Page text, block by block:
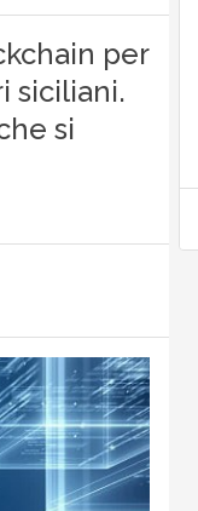
per
siciliani.
si